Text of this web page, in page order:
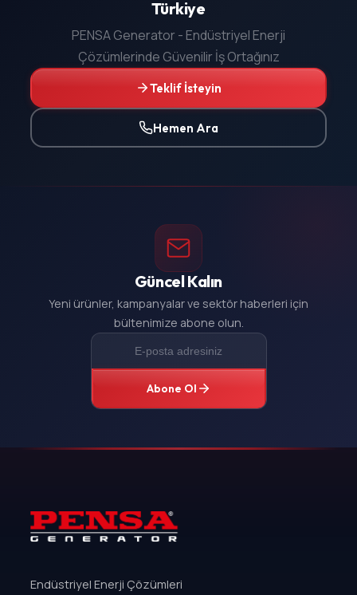
Türkiye
PENSA Generator - Endüstriyel Enerji
Çözümlerinde Güvenilir İş Ortağınız
Teklif İsteyin
Hemen Ara
Güncel Kalın
Yeni ürünler, kampanyalar ve sektör haberleri için
bültenimize abone olun.
Abone Ol
Endüstriyel Enerji Çözümleri